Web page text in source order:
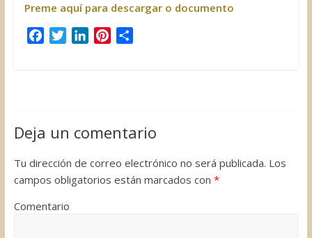
Preme aquí para descargar o documento
o
r
I
e
t
t
r
Deja un comentario
Tu dirección de correo electrónico no será publicada. Los
campos obligatorios están marcados con *
Comentario